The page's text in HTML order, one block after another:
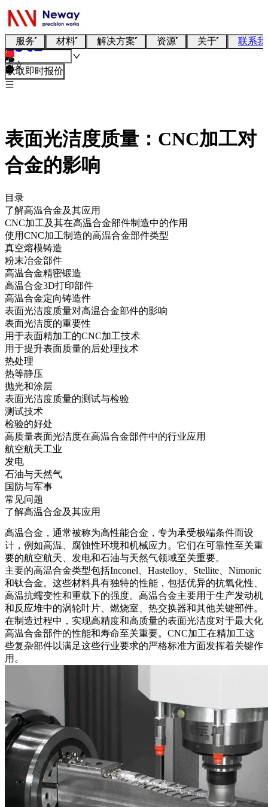
服务 材料 解决方案 资源 关于 联系
中文
获取即时报价
表面光洁度质量：CNC加工对
合金的影响
目录
了解高温合金及其应用
CNC加工及其在高温合金部件制造中的作用
使用CNC加工制造的高温合金部件类型
真空熔模铸造
粉末冶金部件
高温合金精密锻造
高温合金3D打印部件
高温合金定向铸造件
表面光洁度质量对高温合金部件的影响
表面光洁度的重要性
用于表面精加工的CNC加工技术
用于提升表面质量的后处理技术
热处理
热等静压
抛光和涂层
表面光洁度质量的测试与检验
测试技术
检验的好处
高质量表面光洁度在高温合金部件中的行业应用
航空航天工业
发电
石油与天然气
国防与军事
常见问题
了解高温合金及其应用
高温合金 ，通常被称为高性能合金，专为承受极端条件而设
计，例如高温、腐蚀性环境和机械应力。它们在可靠性至关重
要的航空航天 发电和石油与天然气领域至关重要。
主要的高温合金类型包括Inconel、Hastelloy、Stellite、Nimonic
和钛合金。这些材料具有独特的性能，包括优异的抗氧化性、
高温抗蠕变性和重载下的强度。高温合金主要用于生产发动机
和反应堆中的涡轮叶片、燃烧室、热交换器和其他关键部件。
在制造过程中，实现高精度和高质量的表面光洁度对于最大化
高温合金部件的性能和寿命至关重要。 CNC加工在精加工这
些复杂部件以满足这些行业要求的严格标准方面发挥着关键作
用。